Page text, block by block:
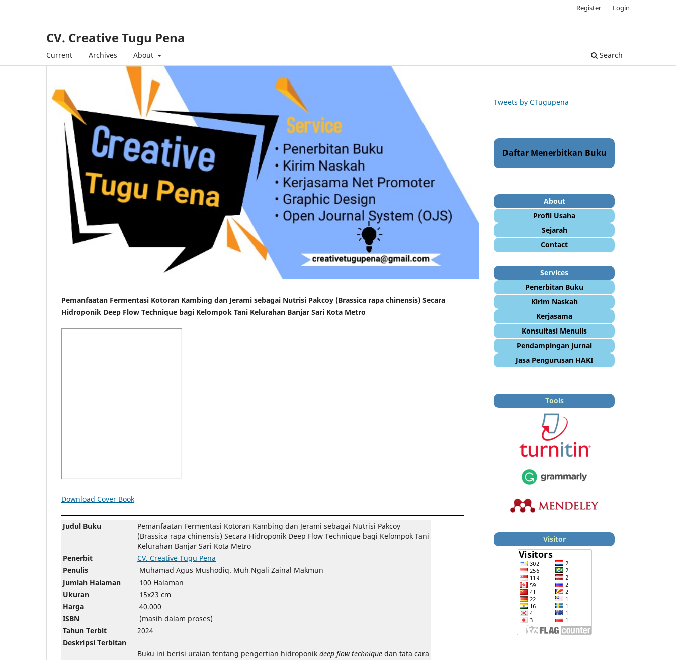
CV. Creative Tugu Pena
Current Archives About Search
Register Login
Pemanfaatan Fermentasi Kotoran Kambing dan Jerami sebagai Nutrisi Pakcoy (Brassica rapa chinensis) Secara
Hidroponik Deep Flow Technique bagi Kelompok Tani Kelurahan Banjar Sari Kota Metro
Download Cover Book
Judul Buku
Pemanfaatan Fermentasi Kotoran Kambing dan Jerami sebagai Nutrisi Pakcoy
(Brassica rapa chinensis) Secara Hidroponik Deep Flow Technique bagi Kelompok Tani
Kelurahan Banjar Sari Kota Metro
Penerbit
CV. Creative Tugu Pena
Penulis
Muhamad Agus Mushodiq. Muh Ngali Zainal Makmun
Jumlah Halaman
100 Halaman
Ukuran
15x23 cm
Harga
40.000
ISBN
(masih dalam proses)
Tahun Terbit
2024
Deskripsi Terbitan
Buku ini berisi uraian tentang pengertian hidroponik deep flow technique dan tata cara
Tweets by CTugupena
Daftar Menerbitkan Buku
About
Profil Usaha
Sejarah
Contact
Services
Penerbitan Buku
Kirim Naskah
Kerjasama
Konsultasi Menulis
Pendampingan Jurnal
Jasa Pengurusan HAKI
Tools
Visitor